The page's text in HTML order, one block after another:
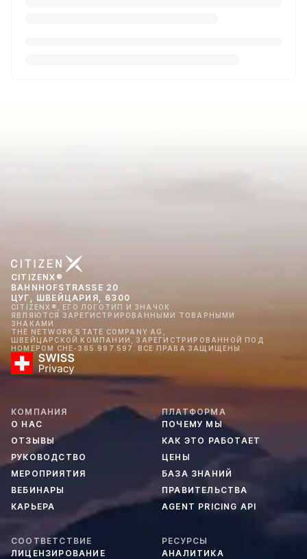
CITIZENX®
BAHNHOFSTRASSE 20
ЦУГ, ШВЕЙЦАРИЯ, 6300
CITIZENX®, ЕГО ЛОГОТИП И ЗНАЧОК
ЯВЛЯЮТСЯ ЗАРЕГИСТРИРОВАННЫМИ ТОВАРНЫМИ
ЗНАКАМИ
THE NETWORK STATE COMPANY AG,
ШВЕЙЦАРСКОЙ КОМПАНИИ, ЗАРЕГИСТРИРОВАННОЙ ПОД
НОМЕРОМ CHE-385.997.597. ВСЕ ПРАВА ЗАЩИЩЕНЫ.
КОМПАНИЯ
О НАС
ОТЗЫВЫ
РУКОВОДСТВО
МЕРОПРИЯТИЯ
ВЕБИНАРЫ
КАРЬЕРА
ПЛАТФОРМА
ПОЧЕМУ МЫ
КАК ЭТО РАБОТАЕТ
ЦЕНЫ
БАЗА ЗНАНИЙ
ПРАВИТЕЛЬСТВА
AGENT PRICING API
СООТВЕТСТВИЕ
ЛИЦЕНЗИРОВАНИЕ
РЕСУРСЫ
АНАЛИТИКА